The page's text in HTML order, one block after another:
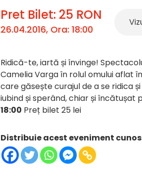
Pret Bilet: 25 RON
26.04.2016, Ora: 18:00
Ridică-te, iartă și învinge!
Camelia Varga în rolul omului aflat
care găsește curajul de a se ridica
iubind și sperând, chiar și încătușat
18:00 Preț bilet 25 lei
Distribuie acest eveniment